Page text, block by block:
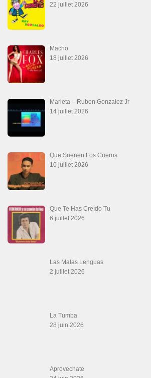
22 juillet 2026
Macho
18 juillet 2026
Marieta – Ruben Gonzalez Jr
14 juillet 2026
Que Suenen Los Cueros
10 juillet 2026
Que Te Has Creído Tu
6 juillet 2026
Las Malas Lenguas
2 juillet 2026
La Tumba
28 juin 2026
Aprovechate